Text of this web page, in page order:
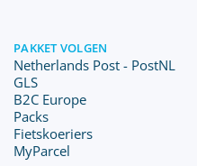
PAKKET VOLGEN
Netherlands Post - PostNL
GLS
B2C Europe
Packs
Fietskoeriers
MyParcel